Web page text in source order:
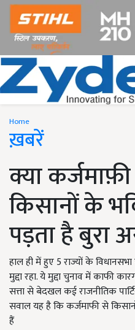
Home
ख़बरें
क्या
किसानों के
पड़ता है बुरा
हाल ही में हुए 5 राज्यों के
मुद्दा रहा. ये मुद्दा चुनाव में काफी
सत्ता से बेदखल कई राजनीतिक
सवाल यह है कि कर्जमाफी से
हैं